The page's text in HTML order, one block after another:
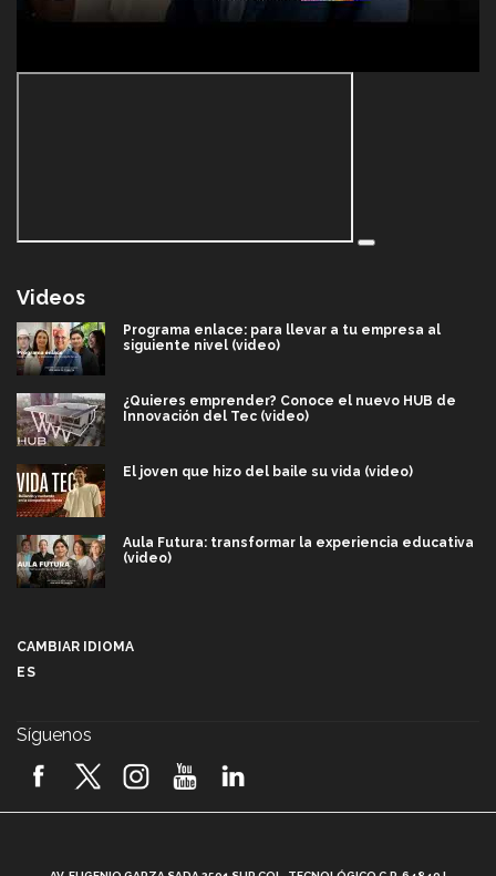
Videos
Programa enlace: para llevar a tu empresa al
siguiente nivel (video)
¿Quieres emprender? Conoce el nuevo HUB de
Innovación del Tec (video)
El joven que hizo del baile su vida (video)
Aula Futura: transformar la experiencia educativa
(video)
2026! (video)
CAMBIAR IDIOMA
ES
Síguenos